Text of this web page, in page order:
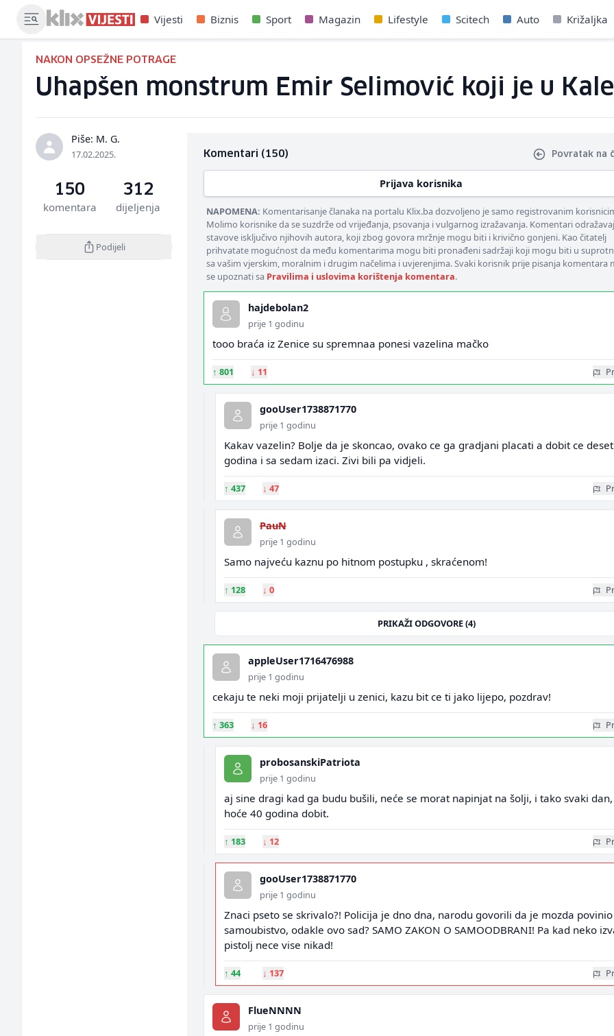
Vijesti Biznis Sport Magazin Lifestyle Scitech Auto Križaljka
NAKON OPSEŽNE POTRAGE
Uhapšen monstrum Emir Selimović koji je u
Piše: M. G.
17.02.2025.
150
komentara
312
dijeljenja
Podijeli
Komentari (150) Povratak na
Prijava korisnika
NAPOMENA: Komentarisanje članaka na portalu Klix.ba dozvoljeno je samo registrovanim
Molimo korisnike da se suzdrže od vrijeđanja, psovanja i vulgarnog izražavanja. Komentari
stavove isključivo njihovih autora, koji zbog govora mržnje mogu biti i krivično gonjeni. Kao čitatelj
prihvatate mogućnost da među komentarima mogu biti pronađeni sadržaji koji mogu biti u
sa vašim vjerskim, moralnim i drugim načelima i uvjerenjima. Svaki korisnik prije pisanja komentara
se upoznati sa Pravilima i uslovima korištenja komentara.
hajdebolan2
prije 1 godinu
tooo braća iz Zenice su spremnaa ponesi vazelina mačko
↑ 801 ↓ 11
gooUser1738871770
prije 1 godinu
Kakav vazelin? Bolje da je skoncao, ovako ce ga gradjani placati a dobit ce deset
godina i sa sedam izaci. Zivi bili pa vidjeli.
↑ 437 ↓ 47
PauN
prije 1 godinu
Samo najveću kaznu po hitnom postupku , skraćenom!
↑ 128 ↓ 0
PRIKAŽI ODGOVORE (4)
appleUser1716476988
prije 1 godinu
cekaju te neki moji prijatelji u zenici, kazu bit ce ti jako lijepo, pozdrav!
↑ 363 ↓ 16
probosanskiPatriota
prije 1 godinu
aj sine dragi kad ga budu bušili, neće se morat napinjat na šolji, i tako svaki
hoće 40 godina dobit.
↑ 183 ↓ 12
gooUser1738871770
prije 1 godinu
Znaci pseto se skrivalo?! Policija je dno dna, narodu govorili da je mozda povinio
samoubistvo, odakle ovo sad? SAMO ZAKON O SAMOODBRANI! Pa kad neko
pistolj nece vise nikad!
↑ 44 ↓ 137
FlueNNNN
prije 1 godinu